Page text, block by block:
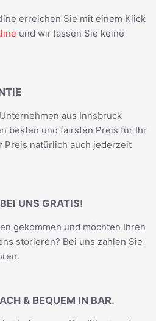
erreichen Sie mit einem Klick
und wir lassen Sie keine
aus Innsbruck
besten und fairsten Preis für Ihr
Preis natürlich auch jederzeit
UNS GRATIS!
gekommen und möchten Ihren
storieren? Bei uns zahlen Sie
& BEQUEM IN BAR.